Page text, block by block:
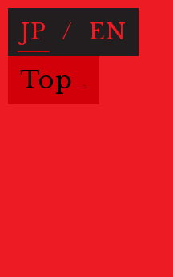
JP / EN
Top